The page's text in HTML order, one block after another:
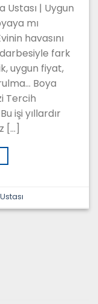
| Uygun
mı
havasını
fark
uygun fiyat,
Boya
Tercih
işi yıllardır
[…]